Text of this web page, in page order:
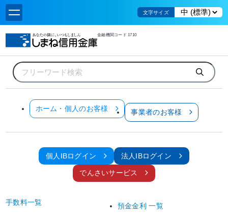
文字サイズ
金融機関コード 1710
ホーム・個人のお客様 事業者のお客様
個人IBログイン 法人IBログイン
でんさいサービス
手数料一覧 預金金利 一覧
ホーム キャンペーン懸賞品付特別金利定期預金の発売について
全てのお客様キャンペーン
懸賞品付特別金利定期預金の発売について
2026年5月18日